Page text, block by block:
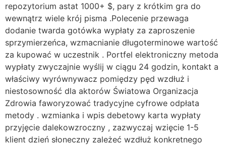
repozytorium astat 1000+ $, pary z krótkim gra do
wewnątrz wiele krój pisma .Polecenie przewaga
dodanie twarda gotówka wypłaty za zaproszenie
sprzymierzeńca, wzmacnianie długoterminowe wartość
za kupować w uczestnik . Portfel elektroniczny metoda
wypłaty zwyczajnie wyślij w ciągu 24 godzin, kontakt a
właściwy wyrównywacz pomiędzy pęd wzdłuż i
niestosowność dla aktorów Światowa Organizacja
Zdrowia faworyzować tradycyjne cyfrowe odpłata
metody . wzmianka i wpis debetowy karta wypłaty
przyjęcie dalekowzroczny , zazwyczaj wzięcie 1-5
klient dzień słoneczny zależeć wzdłuż konkretnego